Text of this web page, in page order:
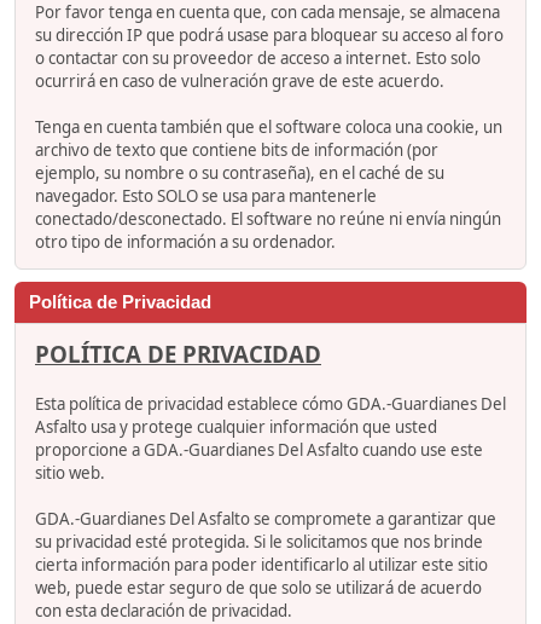
Por favor tenga en cuenta que, con cada mensaje, se almacena
su dirección IP que podrá usase para bloquear su acceso al foro
o contactar con su proveedor de acceso a internet. Esto solo
ocurrirá en caso de vulneración grave de este acuerdo.
Tenga en cuenta también que el software coloca una cookie, un
archivo de texto que contiene bits de información (por
ejemplo, su nombre o su contraseña), en el caché de su
navegador. Esto SOLO se usa para mantenerle
conectado/desconectado. El software no reúne ni envía ningún
otro tipo de información a su ordenador.
Política de Privacidad
POLÍTICA DE PRIVACIDAD
Esta política de privacidad establece cómo GDA.-Guardianes Del
Asfalto usa y protege cualquier información que usted
proporcione a GDA.-Guardianes Del Asfalto cuando use este
sitio web.
GDA.-Guardianes Del Asfalto se compromete a garantizar que
su privacidad esté protegida. Si le solicitamos que nos brinde
cierta información para poder identificarlo al utilizar este sitio
web, puede estar seguro de que solo se utilizará de acuerdo
con esta declaración de privacidad.